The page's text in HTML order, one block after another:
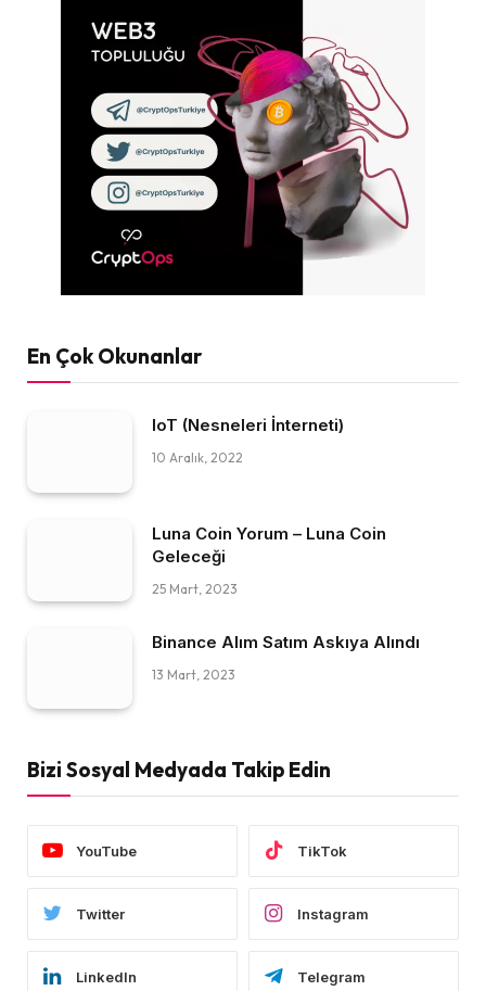
En Çok Okunanlar
IoT (Nesneleri İnterneti)
10 Aralık, 2022
Luna Coin Yorum – Luna Coin
Geleceği
25 Mart, 2023
Binance Alım Satım Askıya Alındı
13 Mart, 2023
Bizi Sosyal Medyada Takip Edin
YouTube TikTok
Twitter Instagram
LinkedIn Telegram